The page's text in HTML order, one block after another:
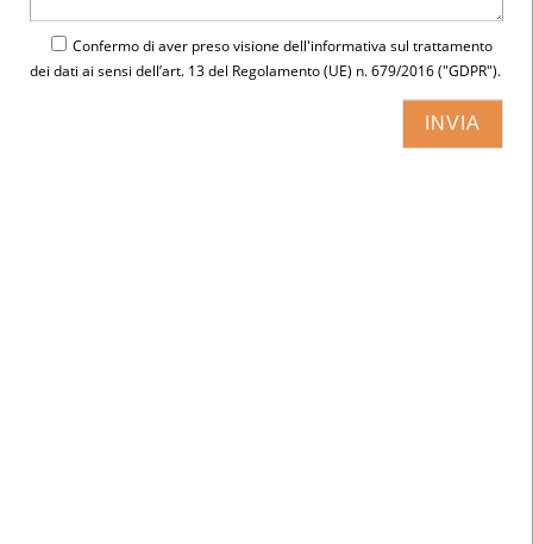
Confermo di aver preso visione dell'informativa sul trattamento
dei dati ai sensi dell’art. 13 del Regolamento (UE) n. 679/2016 ("GDPR").